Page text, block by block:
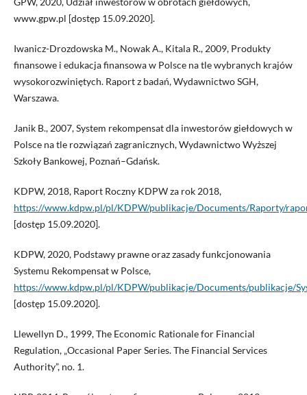
www.gpw.pl [dostęp 15.09.2020].
Iwanicz-Drozdowska M., Nowak A., Kitala R., 2009, Produkty
finansowe i edukacja finansowa w Polsce na tle wybranych krajów
wysokorozwiniętych. Raport z badań, Wydawnictwo SGH,
Warszawa.
Janik B., 2007, System rekompensat dla inwestorów giełdowych w
Polsce na tle rozwiązań zagranicznych, Wydawnictwo Wyższej
Szkoły Bankowej, Poznań–Gdańsk.
KDPW, 2018, Raport Roczny KDPW za rok 2018,
https://www.kdpw.pl/pl/KDPW/publikacje/Documents/Raporty/
[dostęp 15.09.2020].
KDPW, 2020, Podstawy prawne oraz zasady funkcjonowania
Systemu Rekompensat w Polsce,
https://www.kdpw.pl/pl/KDPW/publikacje/Documents/publikacje/
[dostęp 15.09.2020].
Llewellyn D., 1999, The Economic Rationale for Financial
Regulation, „Occasional Paper Series. The Financial Services
Authority”, no. 1.